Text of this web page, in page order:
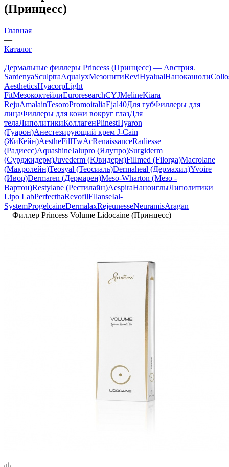
(Принцесс)
Главная
—
Каталог
—
Дермальные филлеры Princess (Принцесс) — Австрия
SardenyaSculptraAqualyxМезонитиReviHyalualНаноканюли
AestheticsHyacorpLight
FitМезококтейлиEuroresearchCYJMelineKiara
RejuAmalainTesoroPromoitaliaEjal40Для губФиллеры для
лицаФиллеры для кожи вокруг глазДля
телаЛиполитикиКоллагенPlinestHyaron
(Гуарон)Анестезирующий крем J-Cain
(ЖиКейн)AestheFillTwAcRenaissanceRadiesse
(Радиесс)AquashineJalupro (Ялупро)Surgiderm
(Сурджидерм)Juvederm (Ювидерм)Fillmed (Filorga)Macrolane
(Макролейн)Teosyal (Теосиаль)Dermaheal (Дермахил)Yvoire
(Ивор)Dermaren (Дермарен)Meso-Wharton (Мезо -
Вартон)Restylane (Рестилайн)AespiraНаноиглыЛиполитики
Lipo LabPerfecthaRevofilEllanseIal-
SystemProgelcaineDermalaxRejeunesseNeuramisAragan
—Филлер Princess Volume Lidocaine (Принцесс)